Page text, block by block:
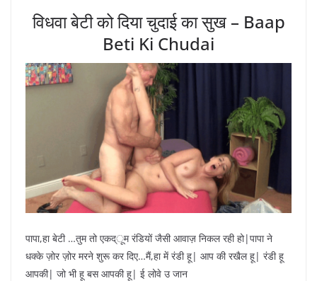
विधवा बेटी को दिया चुदाई का सुख – Baap
Beti Ki Chudai
पापा,हा बेटी …तुम तो एकद्ूम रंडियों जैसी आवाज़ निकल रही हो|पापा ने
धक्के ज़ोर ज़ोर मरने शुरू कर दिए…मैं,हा में रंडी हू| आप की रखैल हू| रंडी हू
आपकी| जो भी हू बस आपकी हू| ई लोवे उ जान